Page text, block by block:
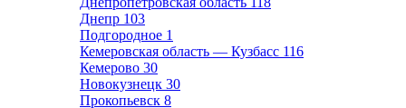
Днепр 103
Подгородное 1
Кемеровская область — Кузбасс 116
Кемерово 30
Новокузнецк 30
Прокопьевск 8